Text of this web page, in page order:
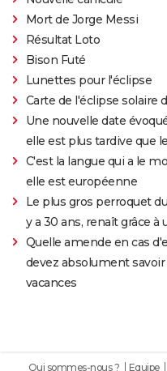
Mort de Jorge Messi
Résultat Loto
Bison Futé
Lunettes pour l'éclipse
Carte de l'éclipse solaire
Une nouvelle date
elle est plus tardive que
C'est la langue qui a le
elle est européenne
Le plus gros perroquet
y a 30 ans, renaît grâce à
Quelle amende en cas
devez absolument
vacances
Qui sommes-nous ? Equipe